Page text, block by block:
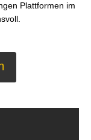
Plattformen im